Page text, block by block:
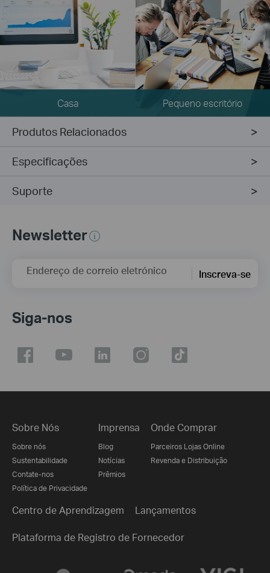
Casa Pequeno escritório
Produtos Relacionados
Especificações
Suporte
Newsletter
Endereço de correio eletrónico Inscreva-se
Siga-nos
Sobre Nós
Sobre nós
Sustentabilidade
Contate-nos
Política de Privacidade
Imprensa
Blog
Notícias
Prêmios
Onde Comprar
Parceiros Lojas Online
Revenda e Distribuição
Centro de Aprendizagem Lançamentos
Plataforma de Registro de Fornecedor